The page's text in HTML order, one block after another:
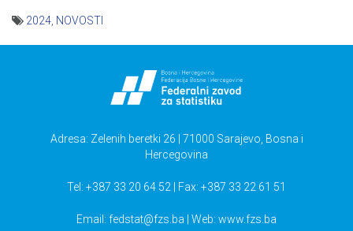
2024 NOVOSTI
Adresa: Zelenih beretki 26 | 71000 Sarajevo, Bosna i
Hercegovina
Tel: +387 33 20 64 52 | Fax: +387 33 22 61 51
Email: fedstat@fzs.ba | Web: www.fzs.ba